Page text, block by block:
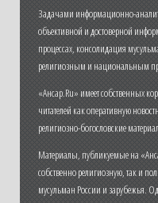
Задачами информационно-
объективной и достоверной
процессах, консолидация
религиозным и национальным
«Ансар.Ru» имеет собственных
читателей как оперативную
религиозно-богословские
Материалы, публикуемые на
собственно религиозную, так и
мусульман России и зарубежья.